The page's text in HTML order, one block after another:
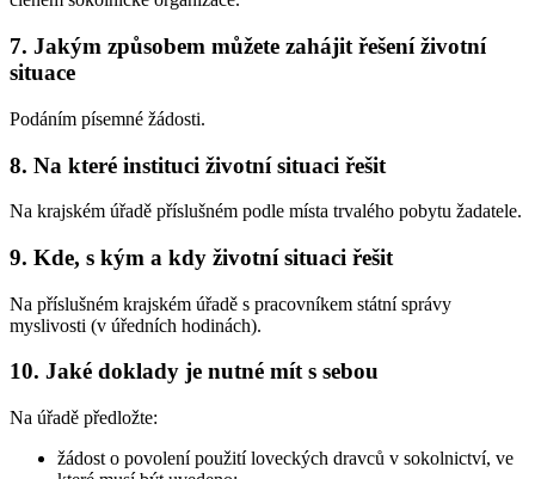
7. Jakým způsobem můžete zahájit řešení životní
situace
Podáním písemné žádosti.
8. Na které instituci životní situaci řešit
Na krajském úřadě příslušném podle místa trvalého pobytu žadatele.
9. Kde, s kým a kdy životní situaci řešit
Na příslušném krajském úřadě s pracovníkem státní správy
myslivosti (v úředních hodinách).
10. Jaké doklady je nutné mít s sebou
Na úřadě předložte:
žádost o povolení použití loveckých dravců v sokolnictví, ve